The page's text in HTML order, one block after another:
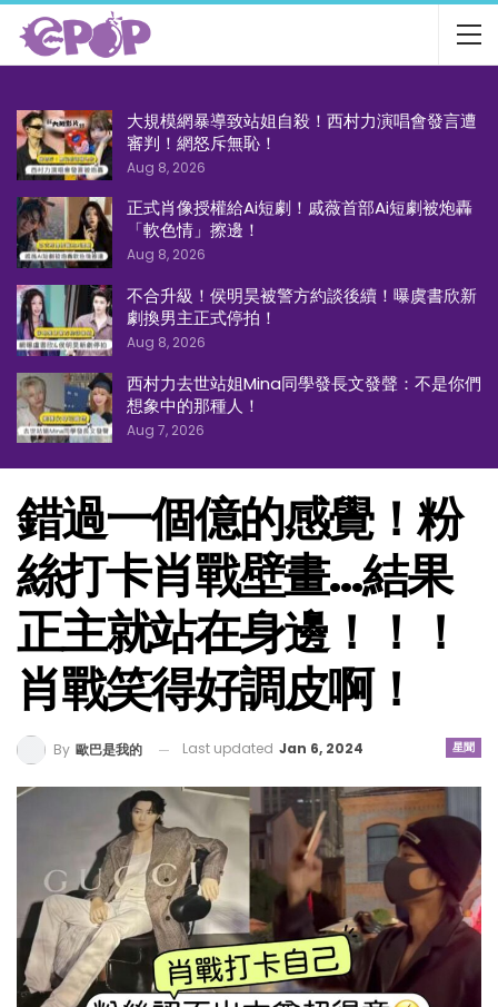
大規模網暴導致站姐自殺！西村力演唱會發言遭
審判！網怒斥無恥！
Aug 8, 2026
正式肖像授權給Ai短劇！戚薇首部Ai短劇被炮轟
「軟色情」擦邊！
Aug 8, 2026
不合升級！侯明昊被警方約談後續！曝虞書欣新
劇換男主正式停拍！
Aug 8, 2026
西村力去世站姐Mina同學發長文發聲：不是你們
想象中的那種人！
Aug 7, 2026
錯過一個億的感覺！粉
絲打卡肖戰壁畫…結果
正主就站在身邊！！！
肖戰笑得好調皮啊！
星聞
By 歐巴是我的 Last updated Jan 6, 2024